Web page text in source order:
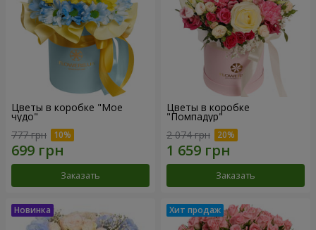
Цветы в коробке "Мое
чудо"
777 грн
Заказать
Цветы в коробке
"Помпадур"
2 074 грн
Заказать